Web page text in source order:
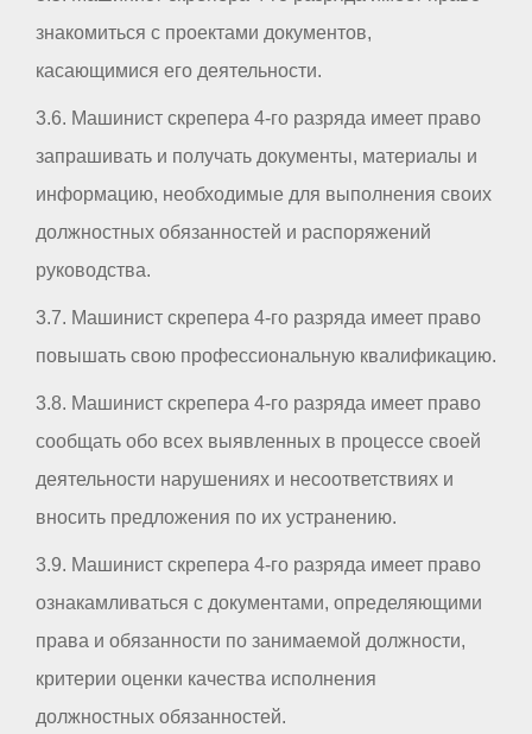
знакомиться с проектами документов,
касающимися его деятельности.
3.6. Машинист скрепера 4-го разряда имеет право
запрашивать и получать документы, материалы и
информацию, необходимые для выполнения своих
должностных обязанностей и распоряжений
руководства.
3.7. Машинист скрепера 4-го разряда имеет право
повышать свою профессиональную квалификацию.
3.8. Машинист скрепера 4-го разряда имеет право
сообщать обо всех выявленных в процессе своей
деятельности нарушениях и несоответствиях и
вносить предложения по их устранению.
3.9. Машинист скрепера 4-го разряда имеет право
ознакамливаться с документами, определяющими
права и обязанности по занимаемой должности,
критерии оценки качества исполнения
должностных обязанностей.